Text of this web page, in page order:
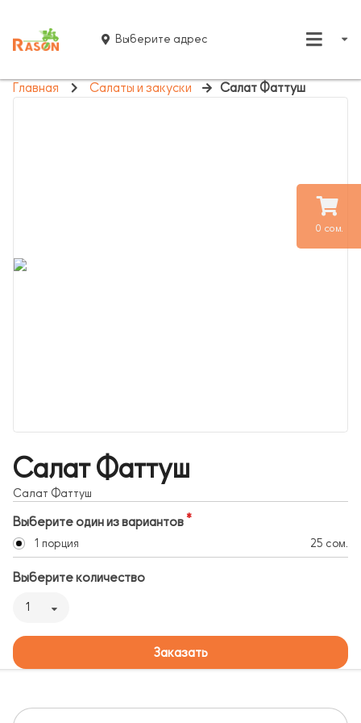
0 сом.
Выберите адрес
Главная Салаты и закуски Салат Фаттуш
Салат Фаттуш
Салат Фаттуш
Выберите один из вариантов
1 порция 25 сом.
Выберите количество
1
Заказать